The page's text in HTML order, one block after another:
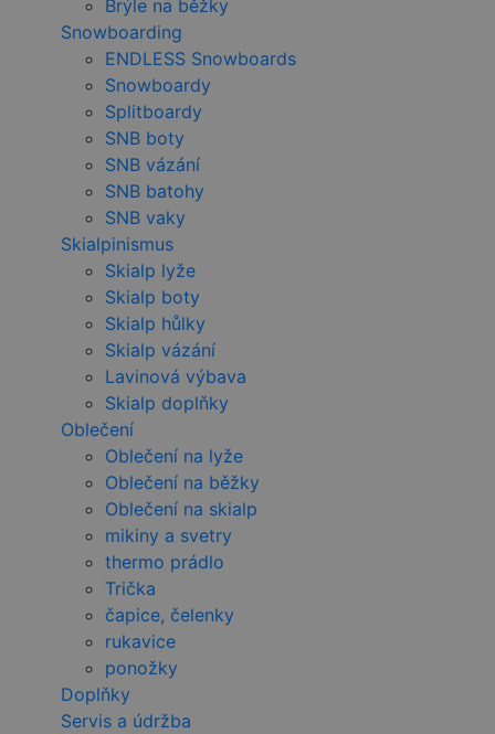
Brýle na běžky
Snowboarding
ENDLESS Snowboards
Snowboardy
Splitboardy
SNB boty
SNB vázání
SNB batohy
SNB vaky
Skialpinismus
Skialp lyže
Skialp boty
Skialp hůlky
Skialp vázání
Lavinová výbava
Skialp doplňky
Oblečení
Oblečení na lyže
Oblečení na běžky
Oblečení na skialp
mikiny a svetry
thermo prádlo
Trička
čapice, čelenky
rukavice
ponožky
Doplňky
Servis a údržba